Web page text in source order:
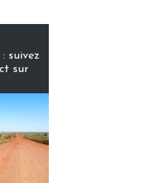
suivez
sur